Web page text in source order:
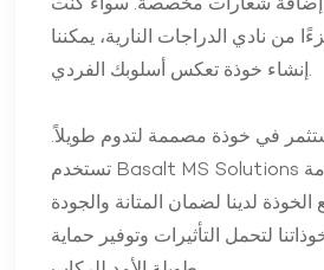
من نادي الدراجات النارية، يمكننا
إنشاء خوذة تعكس أسلوبك الفردي.
في خوذة مصممة لتدوم طويلاً.
تستخدم Basalt MS Solutions مواد مركبة متقدمة
لدينا لضمان المتانة والجودة
لتحمل التأثيرات وتوفير حماية